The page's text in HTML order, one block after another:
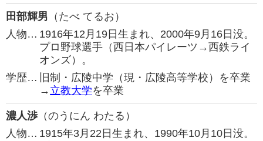
田部輝男 （たべ てるお）
人物… 1916年12月19日生まれ、2000年9月16日没。
プロ野球選手（西日本パイレーツ→西鉄ライ
オンズ）。
学歴…
旧制・広陵中学（現・広陵高等学校）を卒業
→ 立教大学を卒業
濃人渉（のうにん わたる）
人物… 1915年3月22日生まれ、1990年10月10日没。